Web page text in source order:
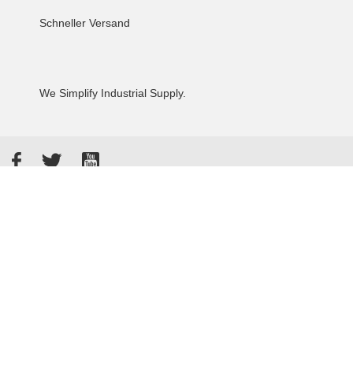
Schneller Versand
We Simplify Industrial Supply.
FacebookTwitterYouTube